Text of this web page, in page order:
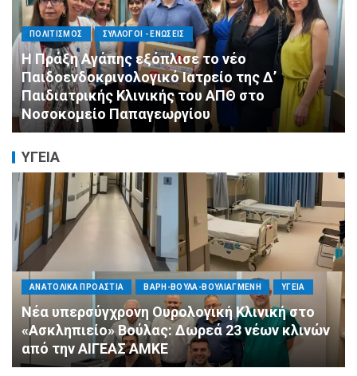
ΑΓΙΟΣ ΔΗΜΗΤΡΙΟΣ ΕΚΚΛΗΣΙΑ - ΑΡΧΟΝΤΑΡΙΚΙ ΠΟΛΙΤΙΣΜΟΣ
Με κατάνυξη και λαμπρότητα ο εορτασμός
της Μεταμορφώσεως του Σωτήρος στον
Ασύρματο
ΥΓΕΙΑ
ΠΟΛΙΤΙΚΗ ΤΡΟΠΟΣ ΖΩΗΣ ΥΓΕΙΑ
«Ημέρα Καρδιάς»: Μια πρωτοποριακή δράση
πρόληψης από τη ΔΗΜ.ΤΟ. Νέας
Φιλαδέλφειας – Νέας Χαλκηδόνας